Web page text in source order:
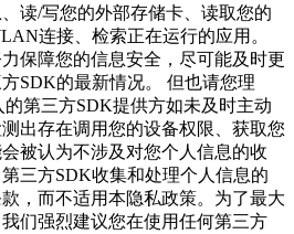
读/写您的外部存储卡、读取您的
连接、检索正在运行的应用。
保障您的信息安全，尽可能及时更
SDK的最新情况。 但也请您理
的第三方SDK提供方如未及时主动
出存在调用您的设备权限、获取您
被认为不涉及对您个人信息的收
三方SDK收集和处理个人信息的
，而不适用本隐私政策。为了最大
们强烈建议您在使用任何第三方